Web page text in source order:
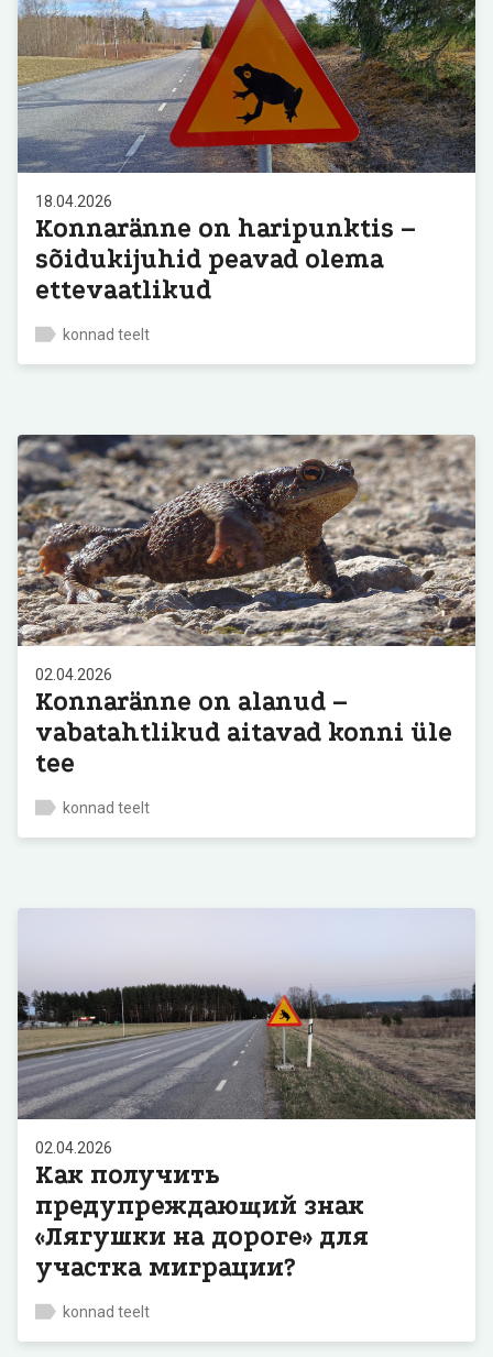
18.04.2026
Konnaränne on haripunktis –
sõidukijuhid peavad olema
ettevaatlikud
konnad teelt
02.04.2026
Konnaränne on alanud –
vabatahtlikud aitavad konni üle
tee
konnad teelt
02.04.2026
Как получить
предупреждающий знак
«Лягушки на дороге» для
участка миграции?
konnad teelt